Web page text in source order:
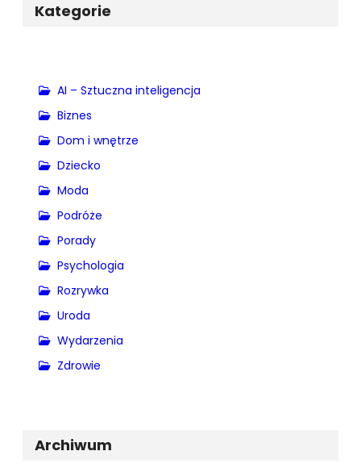
Kategorie
AI – Sztuczna inteligencja
Biznes
Dom i wnętrze
Dziecko
Moda
Podróże
Porady
Psychologia
Rozrywka
Uroda
Wydarzenia
Zdrowie
Archiwum